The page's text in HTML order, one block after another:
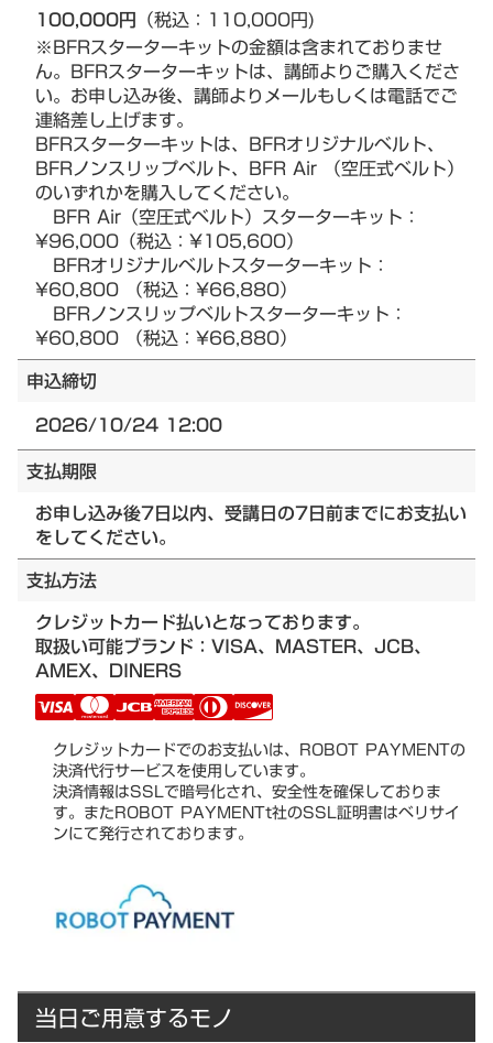
100,000円 （税込：110,000円)
※BFRスターターキットの金額は含まれておりませ
ん。BFRスターターキットは、講師よりご購入くださ
い。お申し込み後、講師よりメールもしくは電話でご
連絡差し上げます。
BFRスターターキットは、BFRオリジナルベルト、
BFRノンスリップベルト、BFR Air （空圧式ベルト）
のいずれかを購入してください。
BFR Air（空圧式ベルト）スターターキット：
¥96,000（税込：¥105,600）
BFRオリジナルベルトスターターキット：
¥60,800 （税込：¥66,880）
BFRノンスリップベルトスターターキット：
¥60,800 （税込：¥66,880）
申込締切
2026/10/24 12:00
支払期限
お申し込み後7日以内、受講日の7日前までにお支払い
をしてください。
支払方法
クレジットカード払いとなっております。
取扱い可能ブランド：VISA、MASTER、JCB、
AMEX、DINERS
クレジットカードでのお支払いは、ROBOT PAYMENTの
決済代行サービスを使用しています。
決済情報はSSLで暗号化され、安全性を確保しておりま
す。またROBOT PAYMENTt社のSSL証明書はベリサイ
ンにて発行されております。
当日ご用意するモノ